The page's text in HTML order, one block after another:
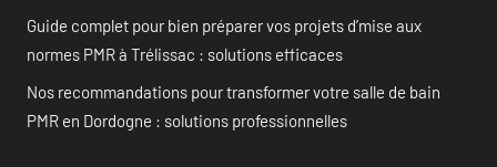
Guide complet pour bien préparer vos projets d’mise aux
normes PMR à Trélissac : solutions efficaces
Nos recommandations pour transformer votre salle de bain
PMR en Dordogne : solutions professionnelles